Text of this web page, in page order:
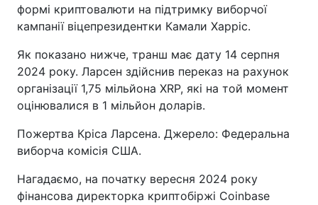
формі криптовалюти на підтримку виборчої
кампанії віцепрезидентки Камали Харріс.
Як показано нижче, транш має дату 14 серпня
2024 року. Ларсен здійснив переказ на рахунок
організації 1,75 мільйона XRP, які на той момент
оцінювалися в 1 мільйон доларів.
Пожертва Кріса Ларсена. Джерело: Федеральна
виборча комісія США.
Нагадаємо, на початку вересня 2024 року
фінансова директорка криптобіржі Coinbase